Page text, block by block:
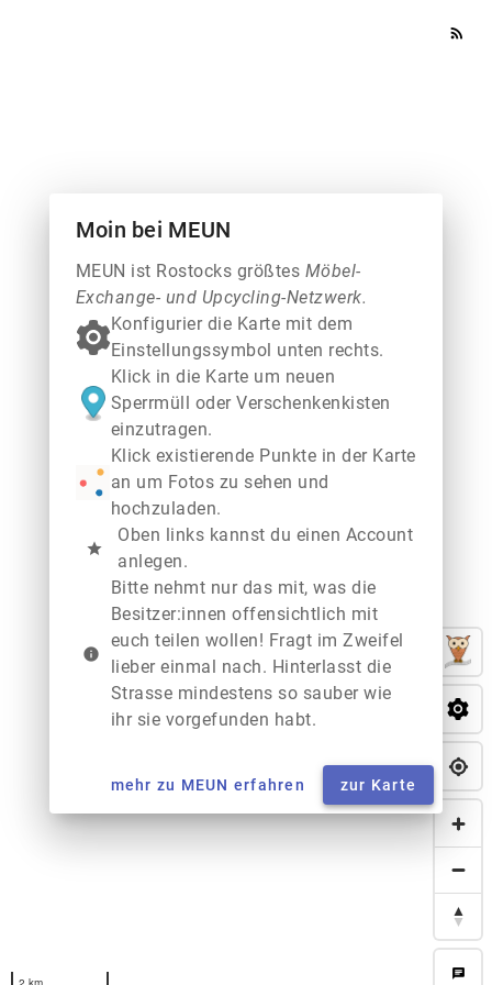
rss_feed
chat
Moin bei MEUN
MEUN ist Rostocks größtes Möbel-
Exchange- und Upcycling-Netzwerk.
Konfigurier die Karte mit dem
Einstellungssymbol unten rechts.
Klick in die Karte um neuen
Sperrmüll oder Verschenkenkisten
einzutragen.
Klick existierende Punkte in der Karte
an um Fotos zu sehen und
hochzuladen.
star
Oben links kannst du einen Account
anlegen.
info
Bitte nehmt nur das mit, was die
Besitzer:innen offensichtlich mit
euch teilen wollen! Fragt im Zweifel
lieber einmal nach. Hinterlasst die
Strasse mindestens so sauber wie
ihr sie vorgefunden habt.
mehr zu MEUN erfahren zur Karte